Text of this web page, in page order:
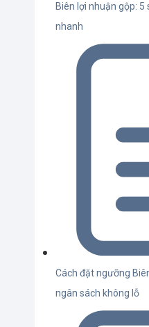
Biên lợi nhuận gộp:
nhanh
Cách đặt ngưỡng
ngân sách không lỗ